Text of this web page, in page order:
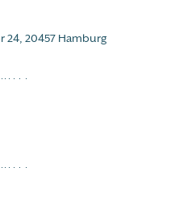
24, 20457 Hamburg